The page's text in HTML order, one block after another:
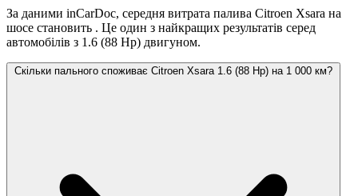
За даними inCarDoc, середня витрата палива Citroen Xsara на
шосе становить . Це один з найкращих результатів серед
автомобілів з 1.6 (88 Hp) двигуном.
Скільки пального споживає Citroen Xsara 1.6 (88 Hp) на 1 000 км?